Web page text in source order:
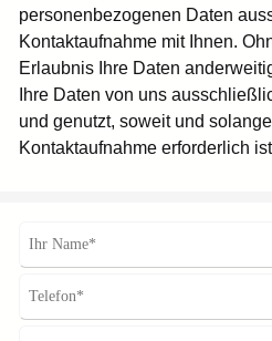
personenbezogenen Daten
Kontaktaufnahme mit Ihnen.
Erlaubnis Ihre Daten
Ihre Daten von uns
und genutzt, soweit und
Kontaktaufnahme erforderlich